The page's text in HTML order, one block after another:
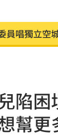
神話崩!《週
購43億動漫
夜奇俠買個
只會新增3
陷
幫更